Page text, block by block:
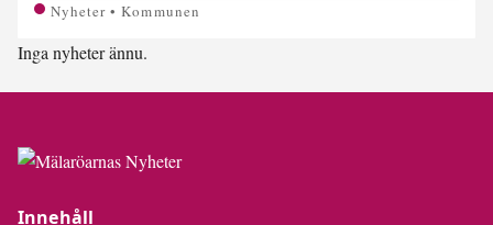
Nyheter • Kommunen
Inga nyheter ännu.
Innehåll